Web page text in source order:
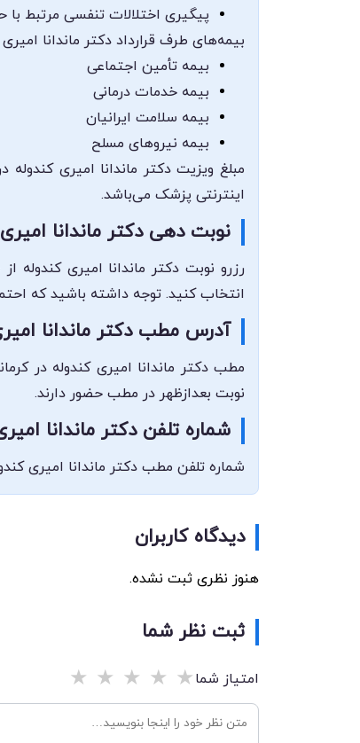
پیگیری اختلالات تنفسی مرتبط
بیمه‌های طرف قرارداد دکتر ماندانا
بیمه تأمین اجتماعی
بیمه خدمات درمانی
بیمه سلامت ایرانیان
بیمه نیروهای مسلح
مبلغ ویزیت دکتر ماندانا امیری
اینترنتی پزشک می‌باشد.
نوبت دهی دکتر ماندانا
رزرو نوبت دکتر ماندانا امیری
انتخاب کنید. توجه داشته باشید که
آدرس مطب دکتر ماندانا
مطب دکتر ماندانا امیری کندوله در
نوبت بعدازظهر در مطب حضور دارند.
شماره تلفن دکتر ماندانا
شماره تلفن مطب دکتر ماندانا امیری کندوله جهت هماهنگی و ارتباط با ایشان
دیدگاه کاربران
هنوز نظری ثبت نشده.
ثبت نظر شما
امتیاز شما★
★
★
★
★